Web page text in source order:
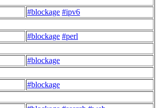
#blockage #ipv6
#blockage #perl
#blockage
#blockage